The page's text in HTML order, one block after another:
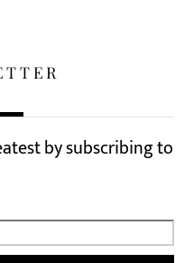
by subscribing to